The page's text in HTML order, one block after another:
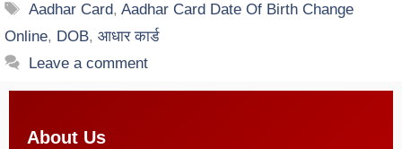
Aadhar Card,Aadhar Card Date Of Birth Change
Online, DOB, आधार कार्ड
Leave a comment
About Us